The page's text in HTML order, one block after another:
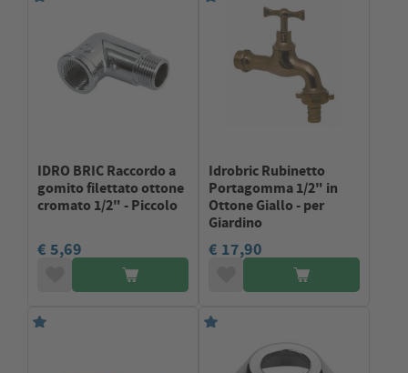
IDRO BRIC Raccordo a
gomito filettato ottone
cromato 1/2" - Piccolo
€ 5,69
Idrobric Rubinetto
Portagomma 1/2" in
Ottone Giallo - per
Giardino
€ 17,90